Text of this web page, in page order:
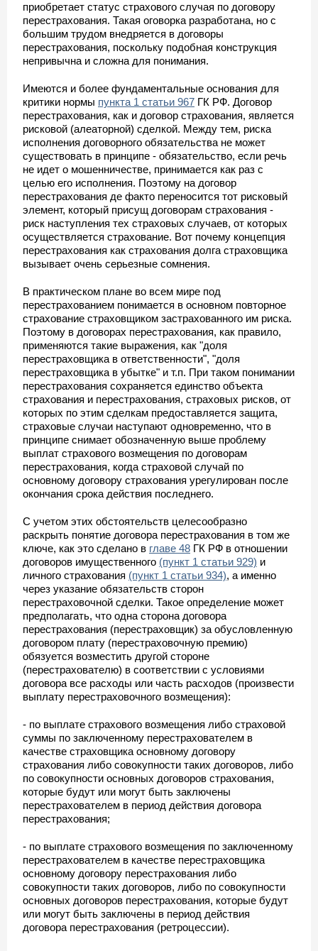
приобретает статус страхового случая по договору
перестрахования. Такая оговорка разработана, но с
большим трудом внедряется в договоры
перестрахования, поскольку подобная конструкция
непривычна и сложна для понимания.
Имеются и более фундаментальные основания для
критики нормы пункта 1 статьи 967 ГК РФ. Договор
перестрахования, как и договор страхования, является
рисковой (алеаторной) сделкой. Между тем, риска
исполнения договорного обязательства не может
существовать в принципе - обязательство, если речь
не идет о мошенничестве, принимается как раз с
целью его исполнения. Поэтому на договор
перестрахования де факто переносится тот рисковый
элемент, который присущ договорам страхования -
риск наступления тех страховых случаев, от которых
осуществляется страхование. Вот почему концепция
перестрахования как страхования долга страховщика
вызывает очень серьезные сомнения.
В практическом плане во всем мире под
перестрахованием понимается в основном повторное
страхование страховщиком застрахованного им риска.
Поэтому в договорах перестрахования, как правило,
применяются такие выражения, как "доля
перестраховщика в ответственности", "доля
перестраховщика в убытке" и т.п. При таком понимании
перестрахования сохраняется единство объекта
страхования и перестрахования, страховых рисков, от
которых по этим сделкам предоставляется защита,
страховые случаи наступают одновременно, что в
принципе снимает обозначенную выше проблему
выплат страхового возмещения по договорам
перестрахования, когда страховой случай по
основному договору страхования урегулирован после
окончания срока действия последнего.
С учетом этих обстоятельств целесообразно
раскрыть понятие договора перестрахования в том же
ключе, как это сделано в главе 48 ГК РФ в отношении
договоров имущественного (пункт 1 статьи 929) и
личного страхования (пункт 1 статьи 934), а именно
через указание обязательств сторон
перестраховочной сделки. Такое определение может
предполагать, что одна сторона договора
перестрахования (перестраховщик) за обусловленную
договором плату (перестраховочную премию)
обязуется возместить другой стороне
(перестрахователю) в соответствии с условиями
договора все расходы или часть расходов (произвести
выплату перестраховочного возмещения):
- по выплате страхового возмещения либо страховой
суммы по заключенному перестрахователем в
качестве страховщика основному договору
страхования либо совокупности таких договоров, либо
по совокупности основных договоров страхования,
которые будут или могут быть заключены
перестрахователем в период действия договора
перестрахования;
- по выплате страхового возмещения по заключенному
перестрахователем в качестве перестраховщика
основному договору перестрахования либо
совокупности таких договоров, либо по совокупности
основных договоров перестрахования, которые будут
или могут быть заключены в период действия
договора перестрахования (ретроцессии).